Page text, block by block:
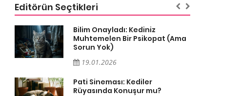
Editörün Seçtikleri
Bilim Onayladı: Kediniz
Muhtemelen Bir Psikopat (Ama
Sorun Yok)
19.01.2026
Pati Sineması: Kediler
Rüyasında Konuşur mu?